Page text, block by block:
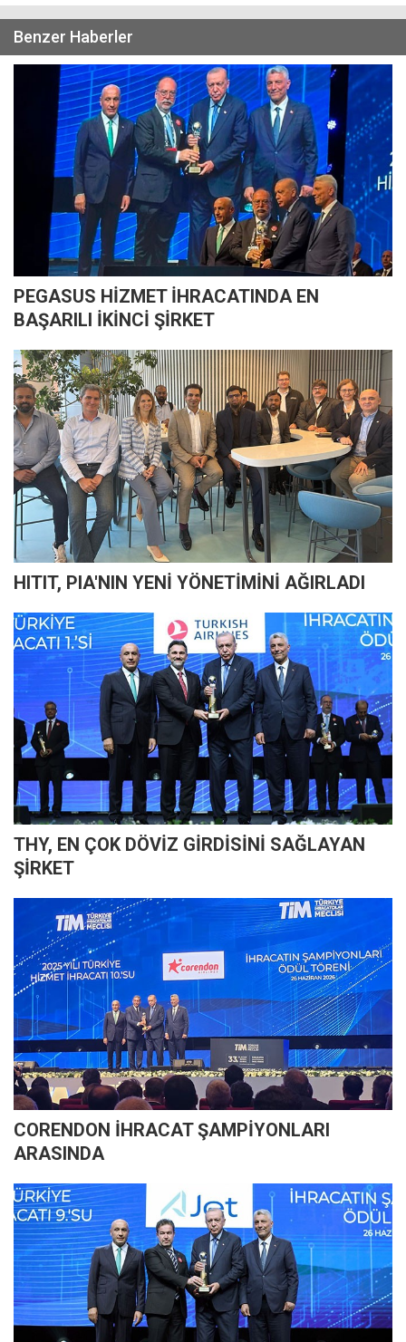
Benzer Haberler
PEGASUS HİZMET İHRACATINDA EN
BAŞARILI İKİNCİ ŞİRKET
HITIT, PIA'NIN YENİ YÖNETİMİNİ AĞIRLADI
THY, EN ÇOK DÖVİZ GİRDİSİNİ SAĞLAYAN
ŞİRKET
CORENDON İHRACAT ŞAMPİYONLARI
ARASINDA